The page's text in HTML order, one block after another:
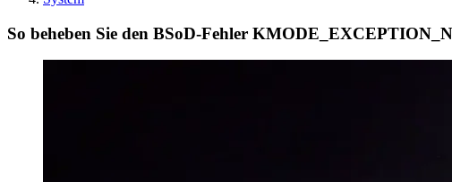
So beheben Sie den BSoD-Fehler